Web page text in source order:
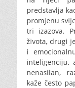
predstavlja
promjenu
tri izazova.
života, drugi
i
inteligenciju,
nenasilan,
kaže često